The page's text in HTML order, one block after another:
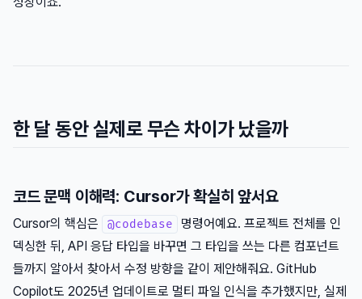
한 달 동안 실제로 무슨 차이가 났을까
코드 문맥 이해력: Cursor가 확실히 앞서요
Cursor의 핵심은 @codebase
명령어예요. 프로젝트 전체를 인
덱싱한 뒤, API 응답 타입을 바꾸면 그 타입을 쓰는 다른 컴포넌트
들까지 알아서 찾아서 수정 방향을 같이 제안해줘요. GitHub
Copilot도 2025년 업데이트로 멀티 파일 인식을 추가했지만, 실제